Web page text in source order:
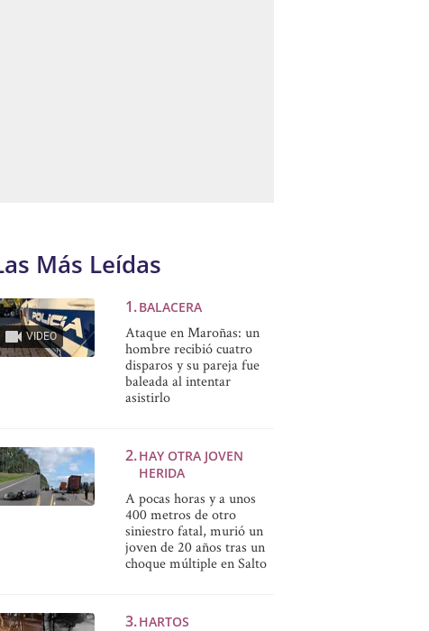
Más Leídas
VIDEO
BALACERA
Ataque en Maroñas: un
hombre recibió cuatro
disparos y su pareja fue
baleada al intentar
asistirlo
HAY OTRA JOVEN
HERIDA
A pocas horas y a unos
400 metros de otro
siniestro fatal, murió un
joven de 20 años tras un
choque múltiple en Salto
HARTOS